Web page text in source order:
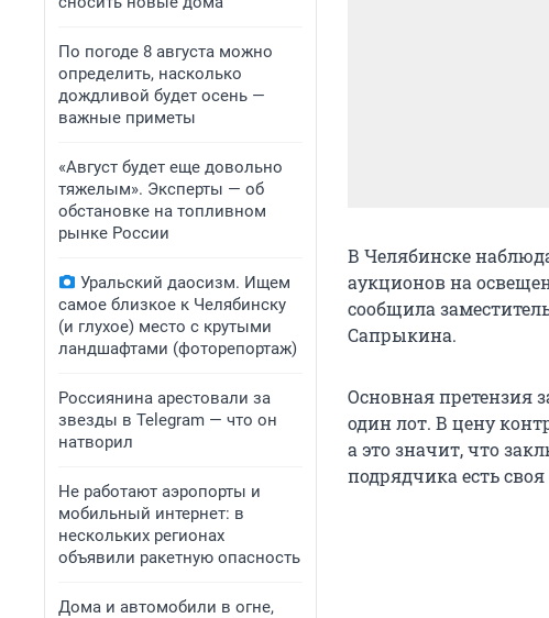
По погоде 8 августа можно
определить, насколько
дождливой будет осень —
важные приметы
«Август будет еще довольно
тяжелым». Эксперты — об
обстановке на топливном
рынке России
Уральский даосизм. Ищем
самое близкое к Челябинску
(и глухое) место с крутыми
ландшафтами (фоторепортаж)
Россиянина арестовали за
звезды в Telegram — что он
натворил
Не работают аэропорты и
мобильный интернет: в
нескольких регионах
объявили ракетную опасность
Дома и автомобили в огне,
В Челябинске
аукционов на
сообщила
Сапрыкина.
Основная претензия
один лот. В цену
а это значит, что
подрядчика есть